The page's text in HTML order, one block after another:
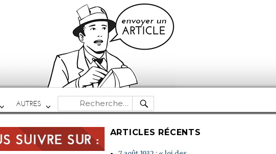
AUTRES
Recherche
pour :
RECHERCHE
ARTICLES RÉCENTS